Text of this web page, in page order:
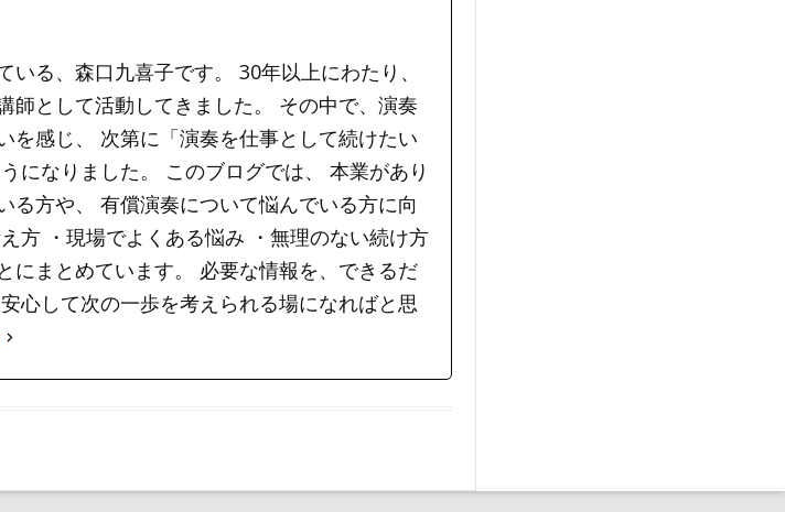
いる、森口九喜子です。 30年以上にわたり、
師として活動してきました。 その中で、演奏
を感じ、 次第に「演奏を仕事として続けたい
になりました。 このブログでは、 本業があり
る方や、 有償演奏について悩んでいる方に向
方 ・現場でよくある悩み ・無理のない続け方
にまとめています。 必要な情報を、できるだ
心して次の一歩を考えられる場になればと思